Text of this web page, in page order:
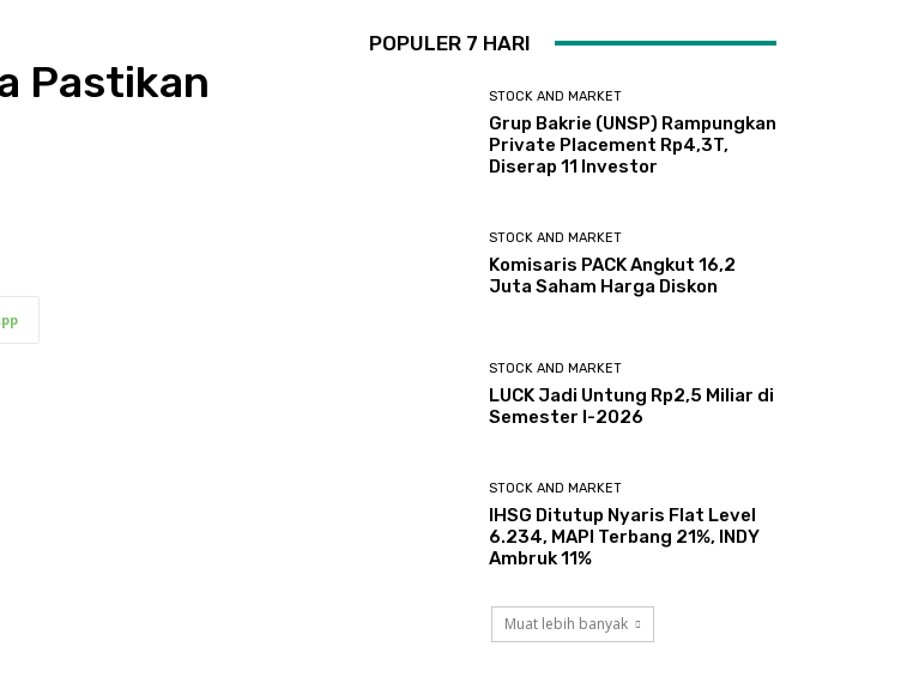
Pastikan
POPULER 7 HARI
STOCK AND MARKET
Grup Bakrie (UNSP) Rampungkan
Private Placement Rp4,3T,
Diserap 11 Investor
STOCK AND MARKET
Komisaris PACK Angkut 16,2
Juta Saham Harga Diskon
STOCK AND MARKET
LUCK Jadi Untung Rp2,5 Miliar di
Semester I-2026
STOCK AND MARKET
IHSG Ditutup Nyaris Flat Level
6.234, MAPI Terbang 21%, INDY
Ambruk 11%
Muat lebih banyak